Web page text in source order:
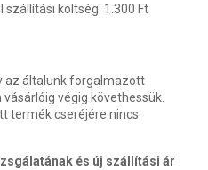
költség: 1.300 Ft
az általunk forgalmazott
végig követhessük.
termék cseréjére nincs
és új szállítási ár